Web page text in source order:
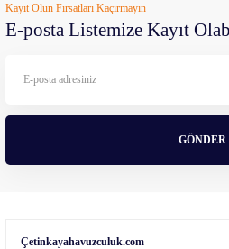
Kayıt Olun Fırsatları Kaçırmayın
E-posta Listemize Kayıt
GÖNDER
Çetinkayahavuzculuk.com